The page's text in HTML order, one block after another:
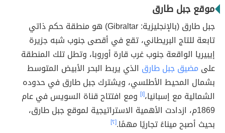
موقع جبل طارق
جبل طارق (بالإنجليزية: Gibraltar) هو منطقة حكم ذاتي
تابعة للتاج البريطاني، تقع في أقصى جنوب شبه جزيرة
إيبيريا الواقعة جنوب غرب قارة أوروبا، وتطل تلك المنطقة
على مضيق جبل طارق الذي يربط البحر الأبيض المتوسط
بشمال المحيط الأطلسي، ويشترك جبل طارق في حدوده
الشمالية مع إسبانيا،[١] ومع افتتاح قناة السويس في عام
1869م، ازدادت الأهمية الاستراتيجية لموقع جبل طارق،
بحيث أصبح ميناءً تجاريًا مهمًا.[٢]